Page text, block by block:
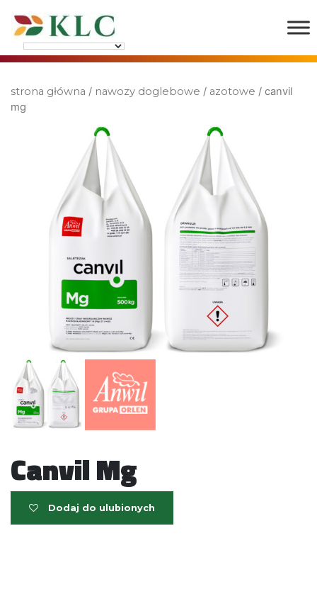
strona główna / nawozy doglebowe / azotowe / canvil
mg
Canvil Mg
Dodaj do ulubionych